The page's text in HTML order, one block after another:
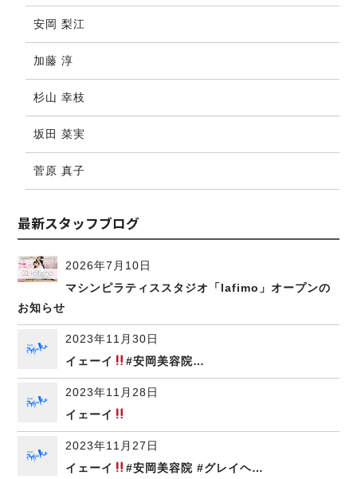
安岡 梨江
加藤 淳
杉山 幸枝
坂田 菜実
菅原 真子
最新スタッフブログ
2026年7月10日
マシンピラティススタジオ「lafimo」オープンの
お知らせ
2023年11月30日
イェーイ
#安岡美容院…
2023年11月28日
イェーイ
2023年11月27日
イェーイ
#安岡美容院 #グレイヘ…